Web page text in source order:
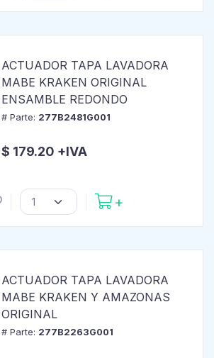
ACTUADOR TAPA LAVADORA
MABE KRAKEN ORIGINAL
ENSAMBLE REDONDO
# Parte: 277B2481G001
$ 179.20 +IVA
ACTUADOR TAPA LAVADORA
MABE KRAKEN Y AMAZONAS
ORIGINAL
# Parte: 277B2263G001